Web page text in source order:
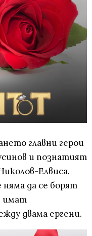
главни герои
и познатият
Елвиса.
да се борят
имат
двама ергени.